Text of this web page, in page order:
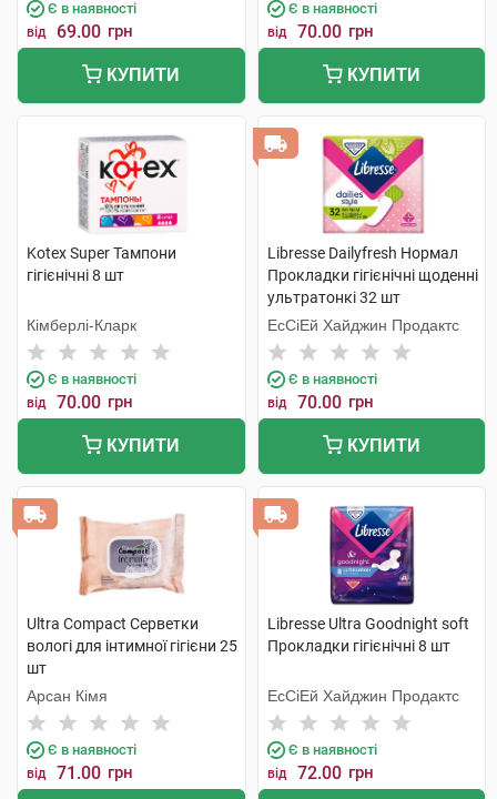
Є в наявності
від 69.00 грн
КУПИТИ
Є в наявності
від 70.00 грн
КУПИТИ
Kotex Super Тампони
гігієнічні 8 шт
Кімберлі-Кларк
Є в наявності
від 70.00 грн
КУПИТИ
Libresse Dailyfresh Нормал
Прокладки гігієнічні щоденні
ультратонкі 32 шт
ЕсСіЕй Хайджин Продактс
Є в наявності
від 70.00 грн
КУПИТИ
Ultra Compact Серветки
вологі для інтимної гігієни 25
шт
Арсан Кімя
Є в наявності
від 71.00 грн
Libresse Ultra Goodnight soft
Прокладки гігієнічні 8 шт
ЕсСіЕй Хайджин Продактс
Є в наявності
від 72.00 грн